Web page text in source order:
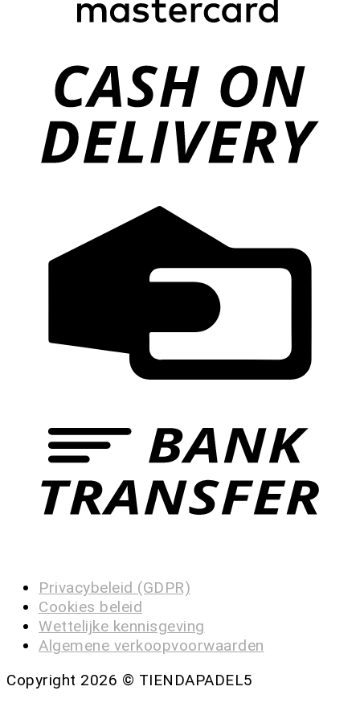
Privacybeleid (GDPR)
Cookies beleid
Wettelijke kennisgeving
Algemene verkoopvoorwaarden
Copyright 2026 © TIENDAPADEL5